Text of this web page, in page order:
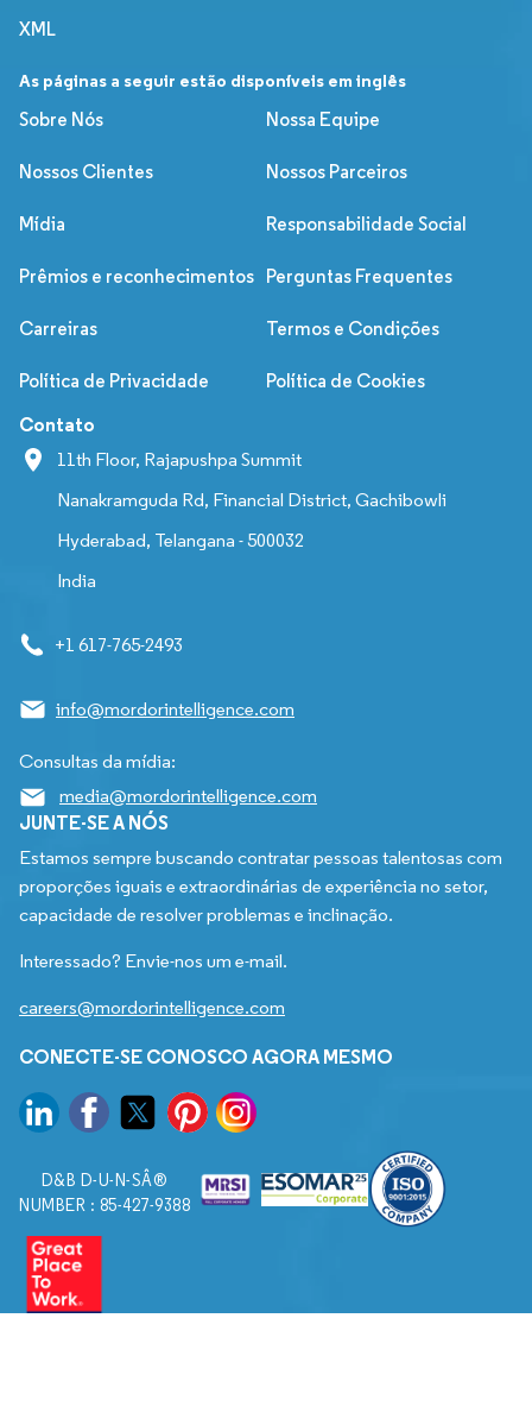
XML
As páginas a seguir estão disponíveis em inglês
Sobre Nós
Nossa Equipe
Nossos Clientes Nossos Parceiros
Mídia Responsabilidade Social
Prêmios e reconhecimentos Perguntas Frequentes
Carreiras Termos e Condições
Política de Privacidade Política de Cookies
Contato
11th Floor, Rajapushpa Summit
Nanakramguda Rd, Financial District, Gachibowli
Hyderabad, Telangana - 500032
India
+1 617-765-2493
info@mordorintelligence.com
Consultas da mídia:
media@mordorintelligence.com
JUNTE-SE A NÓS
Estamos sempre buscando contratar pessoas talentosas com
proporções iguais e extraordinárias de experiência no setor,
capacidade de resolver problemas e inclinação.
Interessado? Envie-nos um e-mail.
careers@mordorintelligence.com
CONECTE-SE CONOSCO AGORA MESMO
D&B D-U-N-SÂ®
NUMBER : 85-427-9388